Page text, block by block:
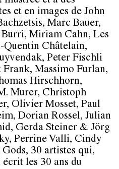
et en images de John
Marc Bauer,
Miriam Cahn, Les
Quentin Châtelain,
Peter Fischli
Massimo Furlan,
Hirschhorn,
Murer, Christoph
Olivier Mosset, Paul
Dorian Rossel, Julian
Gerda Steiner & Jörg
Perrine Valli, Cindy
30 artistes qui,
les 30 ans du